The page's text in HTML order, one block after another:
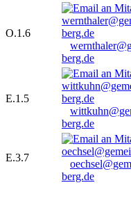
O.1.6
berg.de
E.1.5
berg.de
E.3.7
berg.de